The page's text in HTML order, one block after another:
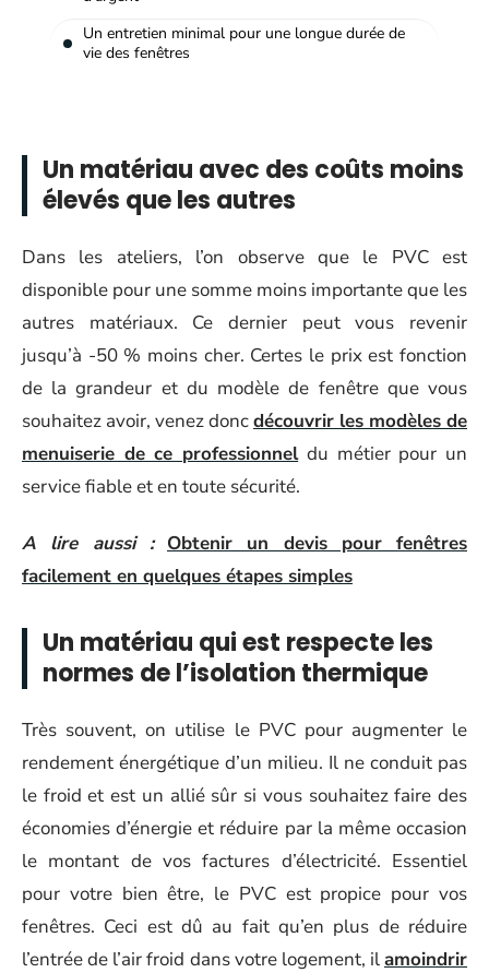
Un entretien minimal pour une longue durée de
vie des fenêtres
Un matériau avec des coûts moins
élevés que les autres
Dans les ateliers, l’on observe que le PVC est
disponible pour une somme moins importante que les
autres matériaux. Ce dernier peut vous revenir
jusqu’à -50 % moins cher. Certes le prix est fonction
de la grandeur et du modèle de fenêtre que vous
souhaitez avoir, venez doncdécouvrir les modèles de
menuiserie de ce professionneldu métier pour un
service fiable et en toute sécurité.
A lire aussi : Obtenir un devis pour fenêtres
facilement en quelques étapes simples
Un matériau qui est respecte les
normes de l’isolation thermique
Très souvent, on utilise le PVC pour augmenter le
rendement énergétique d’un milieu. Il ne conduit pas
le froid et est un allié sûr si vous souhaitez faire des
économies d’énergie et réduire par la même occasion
le montant de vos factures d’électricité. Essentiel
pour votre bien être, le PVC est propice pour vos
fenêtres. Ceci est dû au fait qu’en plus de réduire
l’entrée de l’air froid dans votre logement, ilamoindrir